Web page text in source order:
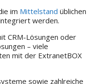
im Mittelstand üblichen
werden.
CRM-Lösungen oder
– viele
mit der ExtranetBOX
sowie zahlreiche